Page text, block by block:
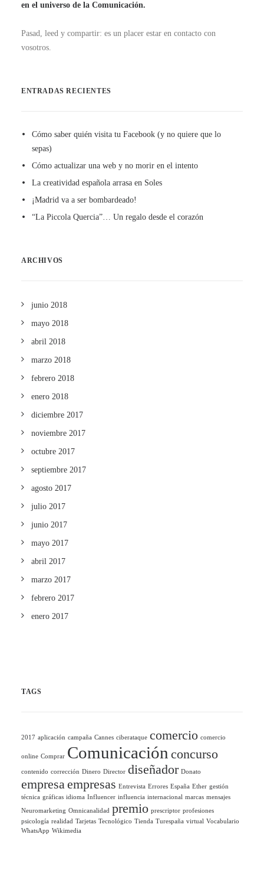
en el universo de la Comunicación.
Pasad, leed y compartir: es un placer estar en contacto con
vosotros.
ENTRADAS RECIENTES
Cómo saber quién visita tu Facebook (y no quiere que lo
sepas)
Cómo actualizar una web y no morir en el intento
La creatividad española arrasa en Soles
¡Madrid va a ser bombardeado!
“La Piccola Quercia”… Un regalo desde el corazón
ARCHIVOS
junio 2018
mayo 2018
abril 2018
marzo 2018
febrero 2018
enero 2018
diciembre 2017
noviembre 2017
octubre 2017
septiembre 2017
agosto 2017
julio 2017
junio 2017
mayo 2017
abril 2017
marzo 2017
febrero 2017
enero 2017
TAGS
2017 aplicación campaña Cannes ciberataque comercio comercio
online Comprar Comunicación concurso
contenido corrección Dinero Director diseñador Donato
empresaempresas Entrevista Errores España Ether gestión
técnica gráficas idioma Influencer influencia internacional marcas mensajes
Neuromarketing Omnicanalidad premio prescriptor profesiones
psicología realidad Tarjetas Tecnológico Tienda Turespaña virtual Vocabulario
WhatsApp Wikimedia